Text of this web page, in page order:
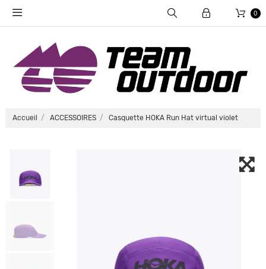
0
Accueil ACCESSOIRES Casquette HOKA Run Hat virtual violet